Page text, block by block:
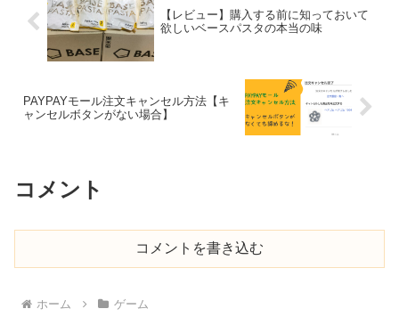
【レビュー】購入する前に知っておいて
欲しいベースパスタの本当の味
PAYPAYモール注文キャンセル方法【キ
ャンセルボタンがない場合】
コメント
コメントを書き込む
ホーム ゲーム